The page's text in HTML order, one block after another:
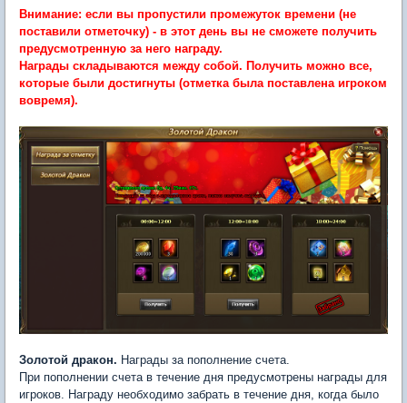
Внимание: если вы пропустили промежуток времени (не
поставили отметочку) - в этот день вы не сможете получить
предусмотренную за него награду.
Награды складываются между собой. Получить можно все,
которые были достигнуты (отметка была поставлена игроком
вовремя).
Золотой дракон. Награды за пополнение счета.
При пополнении счета в течение дня предусмотрены награды для
игроков. Награду необходимо забрать в течение дня, когда было